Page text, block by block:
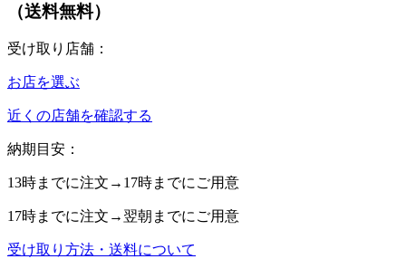
（送料無料）
受け取り店舗：
お店を選ぶ
近くの店舗を確認する
納期目安：
13時までに注文→ 17時までにご用意
17時までに注文→ 翌朝 までにご用意
受け取り方法・送料について